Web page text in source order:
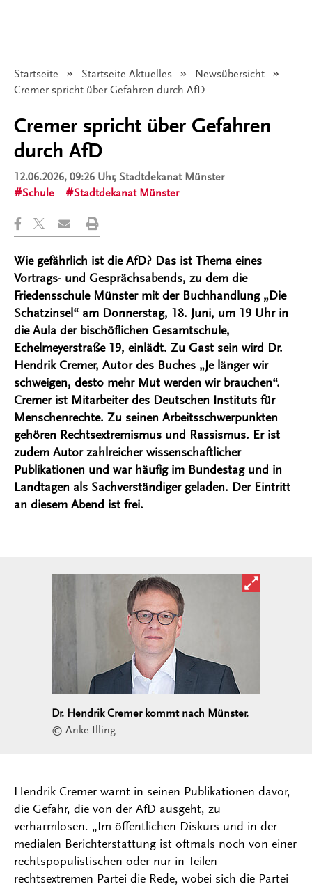
Startseite Startseite Aktuelles
Newsübersicht
Angezeigt:
Cremer spricht über Gefahren durch AfD
Cremer spricht über Gefahren
durch AfD
12.06.2026, 09:26 Uhr, Stadtdekanat Münster
Schule
Stadtdekanat Münster
Wie gefährlich ist die AfD? Das ist Thema eines
Vortrags- und Gesprächsabends, zu dem die
Friedensschule Münster mit der Buchhandlung „Die
Schatzinsel“ am Donnerstag, 18. Juni, um 19 Uhr in
die Aula der bischöflichen Gesamtschule,
Echelmeyerstraße 19, einlädt. Zu Gast sein wird Dr.
Hendrik Cremer, Autor des Buches „Je länger wir
schweigen, desto mehr Mut werden wir brauchen“.
Cremer ist Mitarbeiter des Deutschen Instituts für
Menschenrechte. Zu seinen Arbeitsschwerpunkten
gehören Rechtsextremismus und Rassismus. Er ist
zudem Autor zahlreicher wissenschaftlicher
Publikationen und war häufig im Bundestag und in
Landtagen als Sachverständiger geladen. Der Eintritt
an diesem Abend ist frei.
Bild in
Dr. Hendrik Cremer kommt nach Münster.
© Anke Illing
Hendrik Cremer warnt in seinen Publikationen davor,
die Gefahr, die von der AfD ausgeht, zu
verharmlosen. „Im öffentlichen Diskurs und in der
medialen Berichterstattung ist oftmals noch von einer
rechtspopulistischen oder nur in Teilen
rechtsextremen Partei die Rede, wobei sich die Partei